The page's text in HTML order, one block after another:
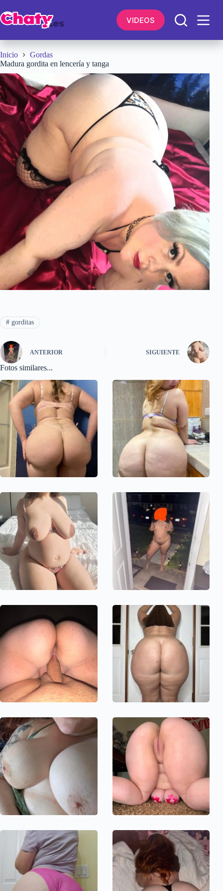
al
contenido
VIDEOS
Inicio
Gordas
Madura gordita en lencería y tanga
#gorditas
ANTERIOR SIGUIENTE
Fotos similares...